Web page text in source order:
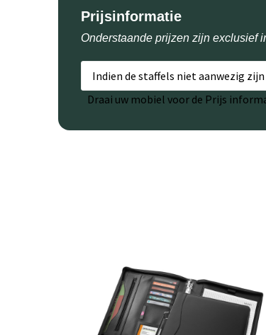
Prijsinformatie
Onderstaande prijzen zijn exclusief
Indien de staffels niet aanwezig
Draai uw mobiel voor de Prijs